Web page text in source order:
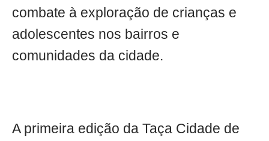
combate à exploração de crianças e
adolescentes nos bairros e
comunidades da cidade.
A primeira edição da Taça Cidade de